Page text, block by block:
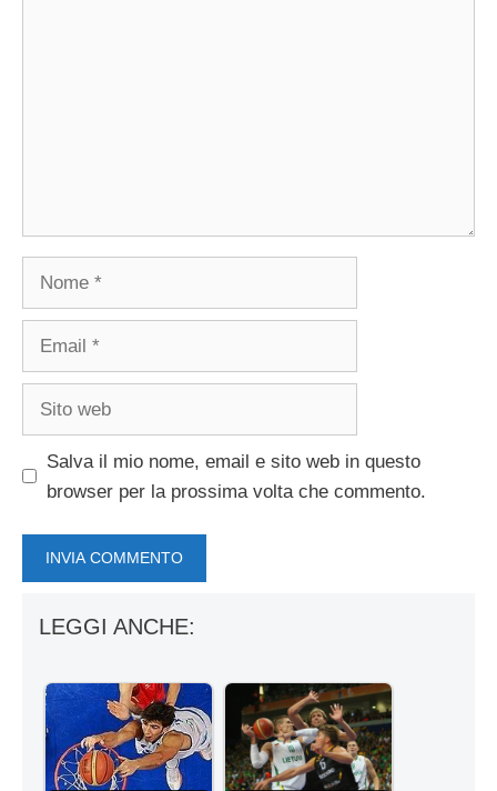
Salva il mio nome, email e sito web in questo
browser per la prossima volta che commento.
LEGGI ANCHE: